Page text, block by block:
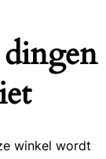
winkel wordt